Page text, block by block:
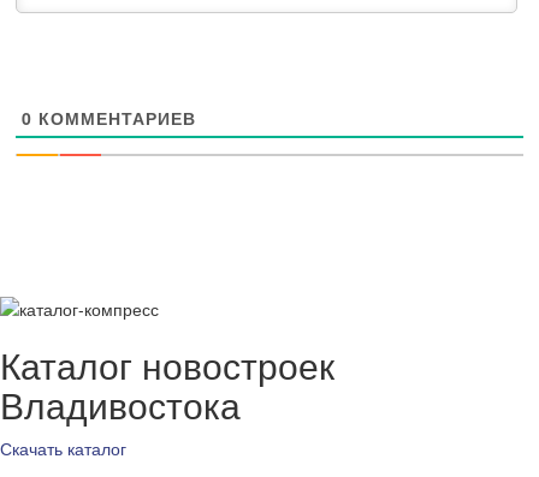
0 КОММЕНТАРИЕВ
Каталог новостроек
Владивостока
Скачать каталог